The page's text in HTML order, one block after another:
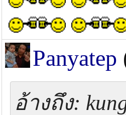
Panyatep
อ้างถึง: